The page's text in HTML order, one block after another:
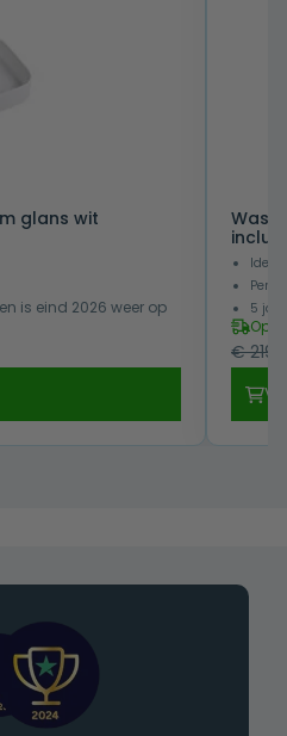
glans wit
is eind 2026 weer op
5
Op
€